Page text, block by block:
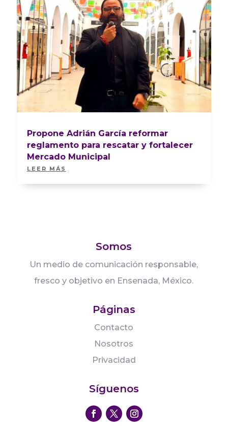
Propone Adrián García reformar
reglamento para rescatar y fortalecer
Mercado Municipal
LEER MÁS
Somos
Un medio de comunicación responsable,
fresco y objetivo en Ensenada, México.
Páginas
Contacto
Nosotros
Privacidad
Síguenos